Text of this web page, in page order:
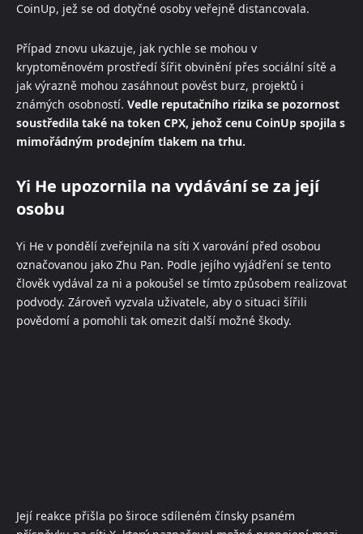
CoinUp, jež se od dotyčné osoby veřejně distancovala.
Případ znovu ukazuje, jak rychle se mohou v
kryptoměnovém prostředí šířit obvinění přes sociální sítě a
jak výrazně mohou zasáhnout pověst burz, projektů i
známých osobností. Vedle reputačního rizika se pozornost
soustředila také na token CPX, jehož cenu CoinUp spojila s
mimořádným prodejním tlakem na trhu.
Yi He upozornila na vydávání se za její
osobu
Yi He v pondělí zveřejnila na síti X varování před osobou
označovanou jako Zhu Pan. Podle jejího vyjádření se tento
člověk vydával za ni a pokoušel se tímto způsobem realizovat
podvody. Zároveň vyzvala uživatele, aby o situaci šířili
povědomí a pomohli tak omezit další možné škody.
Její reakce přišla po široce sdíleném čínsky psaném